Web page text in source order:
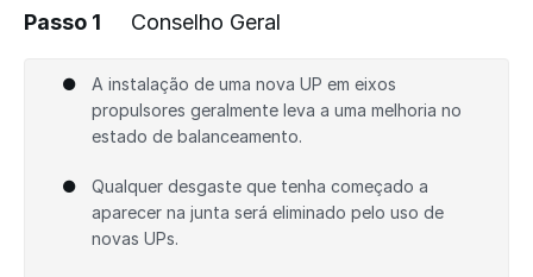
Passo 1 Conselho Geral
A instalação de uma nova UP em eixos
propulsores geralmente leva a uma melhoria no
estado de balanceamento.
Qualquer desgaste que tenha começado a
aparecer na junta será eliminado pelo uso de
novas UPs.